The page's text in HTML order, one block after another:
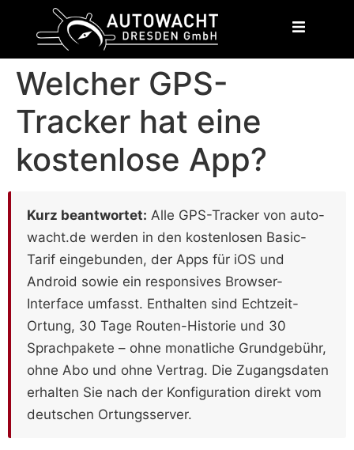
Welcher GPS-
Tracker hat eine
kostenlose App?
Kurz beantwortet: Alle GPS-Tracker von auto-
wacht.de werden in den kostenlosen Basic-
Tarif eingebunden, der Apps für iOS und
Android sowie ein responsives Browser-
Interface umfasst. Enthalten sind Echtzeit-
Ortung, 30 Tage Routen-Historie und 30
Sprachpakete – ohne monatliche Grundgebühr,
ohne Abo und ohne Vertrag. Die Zugangsdaten
erhalten Sie nach der Konfiguration direkt vom
deutschen Ortungsserver.